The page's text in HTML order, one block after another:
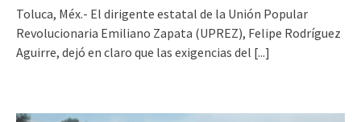
Toluca, Méx.- El dirigente estatal de la Unión Popular
Revolucionaria Emiliano Zapata (UPREZ), Felipe Rodríguez
Aguirre, dejó en claro que las exigencias del [...]